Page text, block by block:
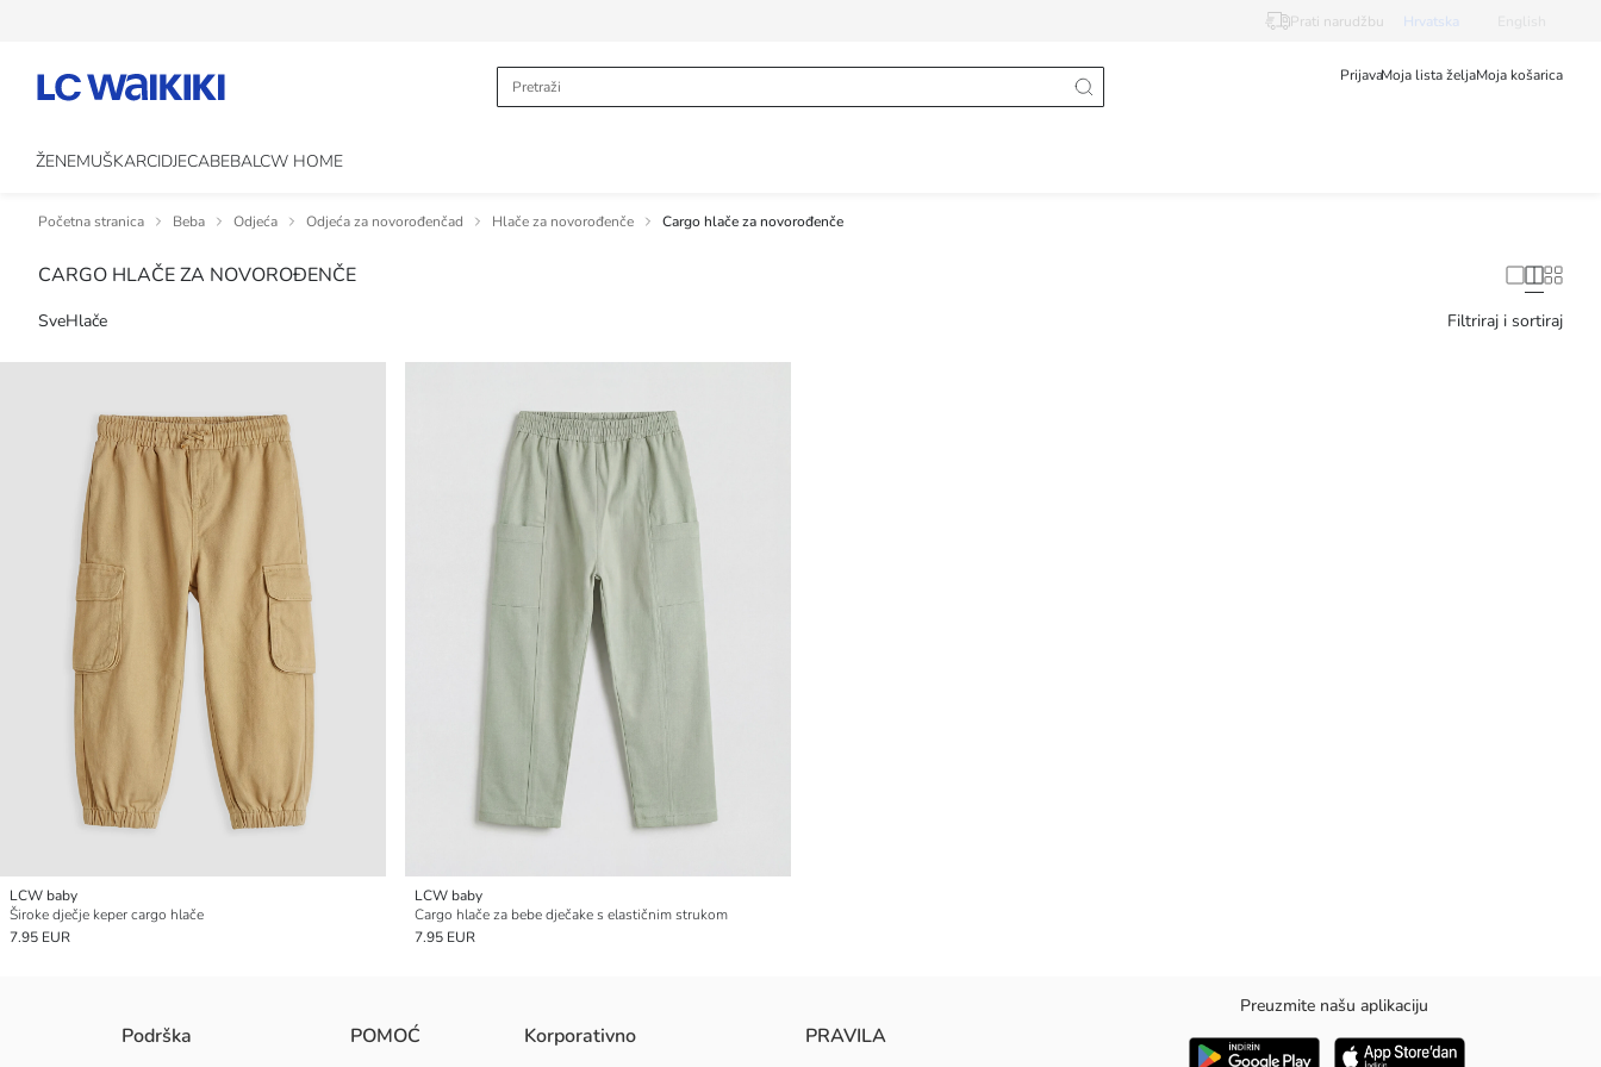
Prati narudžbu Hrvatska
PrijavaMoja lista željaMoja košarica
ŽENEMUŠKARCIDJECABEBALCW HOME
Početna stranica Beba Odjeća Odjeća za novorođenčad Hlače za novorođenče Cargo hlače za novorođenče
CARGO HLAČE ZA NOVOROĐENČE
SveHlače Filtriraj i sortiraj
LCW baby
Široke dječje keper cargo hlače
7.95 EUR
LCW baby
Cargo hlače za bebe dječake s elastičnim strukom
7.95 EUR
Podrška POMOĆ Korporativno PRAVILA
Preuzmite našu aplikaciju